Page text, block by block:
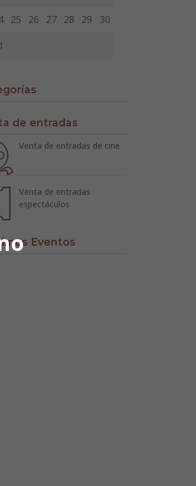
25 26 27 28 29 30
de entradas
Venta de entradas de cine
Venta de entradas
espectáculos
Eventos